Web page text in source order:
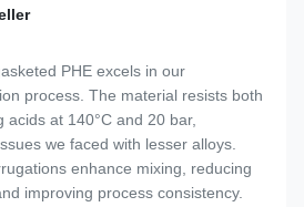
PHE excels in our
process. The material resists both
at 140°C and 20 bar,
we faced with lesser alloys.
enhance mixing, reducing
improving process consistency.